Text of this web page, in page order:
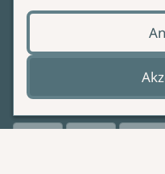
Lieferung & Versand
Barrierefreiheit
Zahlungsoptionen